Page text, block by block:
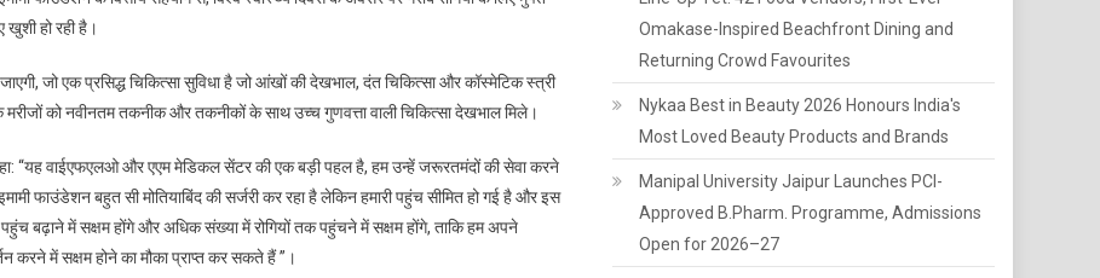
खुशी हो रही है।
जो एक प्रसिद्ध चिकित्सा सुविधा है जो आंखों की देखभाल, दंत चिकित्सा और कॉस्मेटिक स्त्री
मरीजों को नवीनतम तकनीक और तकनीकों के साथ उच्च गुणवत्ता वाली चिकित्सा देखभाल मिले।
“यह वाईएफएलओ और एएम मेडिकल सेंटर की एक बड़ी पहल है, हम उन्हें जरूरतमंदों की सेवा करने
बहुत सी मोतियाबिंद की सर्जरी कर रहा है लेकिन हमारी पहुंच सीमित हो गई है और इस
बढ़ाने में सक्षम होंगे और अधिक संख्या में रोगियों तक पहुंचने में सक्षम होंगे, ताकि हम अपने
करने में सक्षम होने का मौका प्राप्त कर सकते हैं ”।
Omakase-Inspired Beachfront Dining and
Returning Crowd Favourites
Nykaa Best in Beauty 2026 Honours India's
Most Loved Beauty Products and Brands
Manipal University Jaipur Launches PCI-
Approved B.Pharm. Programme, Admissions
Open for 2026–27